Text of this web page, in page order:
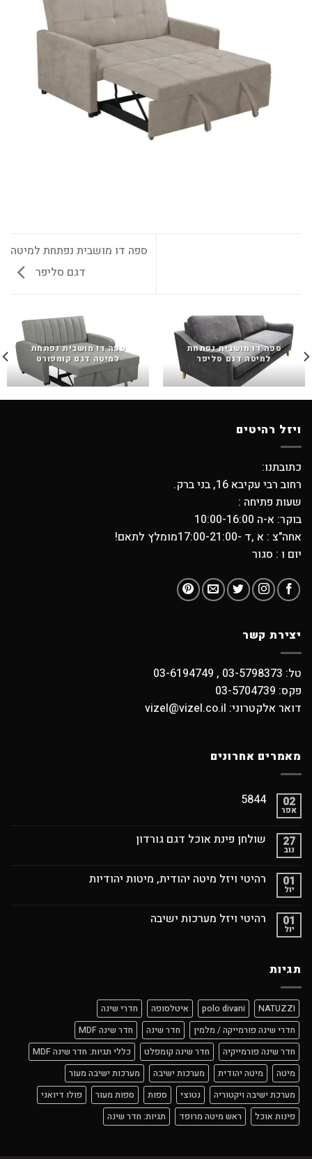
ספה דו מושבית נפתחת למיטה
דגם סליפר
ספה דו מושבית נפתחת
למיטה דגם סליפר
ספה דו מושבית נפתחת
למיטה דגם קומפורט
ויזל רהיטים
כתובתנו:
רחוב רבי עקיבא 16, בני ברק.
שעות פתיחה :
בוקר: א-ה 10:00-16:00
אחה"צ : א ,ד -17:00-21:00מומלץ לתאם!
יום ו : סגור
יצירת קשר
טל: 03-5798373 , 03-6194749
פקס: 03-5704739
דואר אלקטרוני: vizel@vizel.co.il
מאמרים אחרונים
02
אפר
5844
27
נוב
שולחן פינת אוכל דגם גורדון
01
יול
רהיטי ויזל מיטה יהודית, מיטות יהודיות
01
יול
רהיטי ויזל מערכות ישיבה
תגיות
NATUZZI
polo divani איטלסופה
חדרי שינה
חדרי שינה פורמייקה / מלמין
חדר שינה
חדר שינה MDF
חדר שינה פורמייקיה
חדר שינה קומפלט
כללי תגיות: חדר שינה MDF
מיטה
מיטה יהודית מערכות ישיבה
מערכות ישיבה מעור
מערכת ישיבה ויקטוריה
נטוצי ספות ספות מעור
פולו דיואני
פינות אוכל
ראש מיטה מרופד תגיות: חדר שינה